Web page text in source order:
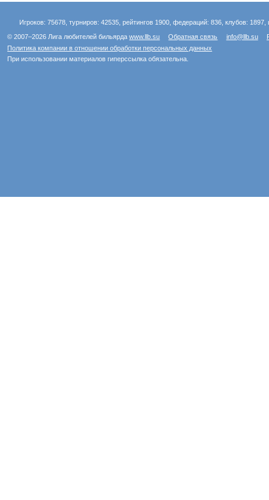
Игроков: 75678, турниров: 42535, рейтингов 1900, федераций: 836, клубов:
© 2007–2026 Лига любителей бильярдаwww.llb.su Обратная связь info@llb.su
Политика компании в отношении обработки персональных данных
При использовании материалов гиперссылка обязательна.